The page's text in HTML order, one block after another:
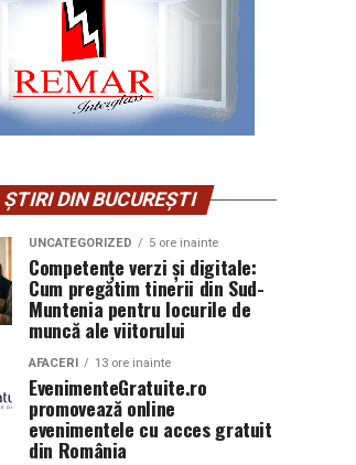
ȘTIRI DIN BUCUREȘTI
UNCATEGORIZED 5 ore inainte
Competențe verzi și digitale:
Cum pregătim tinerii din Sud-
Muntenia pentru locurile de
muncă ale viitorului
AFACERI 13 ore inainte
EvenimenteGratuite.ro
promovează online
evenimentele cu acces gratuit
din România